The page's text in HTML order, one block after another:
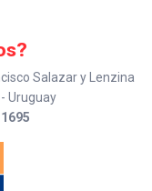
Salazar y Lenzina
Uruguay